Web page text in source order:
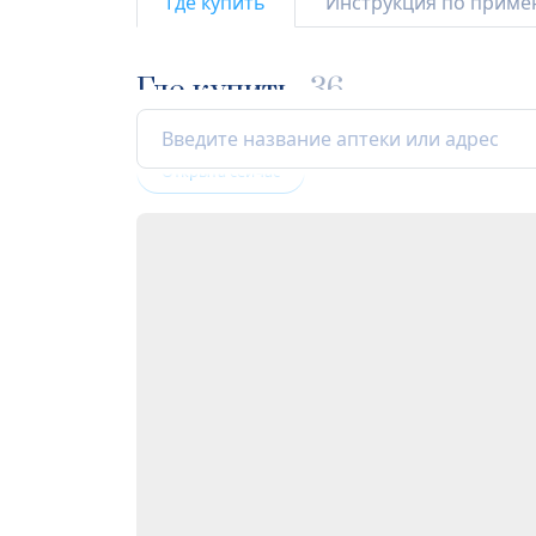
Где купить 36
Открыта сейчас